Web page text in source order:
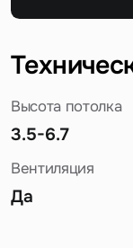
Высота потолка
3.5-6.7
Вентиляция
Да